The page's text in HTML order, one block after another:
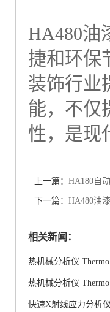
HA480油
捷和环保
装饰行业
能，不仅
性，是现
上一篇： HA180自
下一篇： HA480油
相关新闻：
热机械分析仪
热机械分析仪
快速X射线应力分析